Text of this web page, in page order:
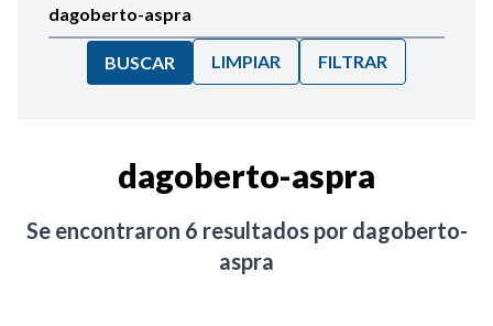
BUSCAR LIMPIAR FILTRAR
dagoberto-aspra
Se encontraron 6 resultados por dagoberto-
aspra